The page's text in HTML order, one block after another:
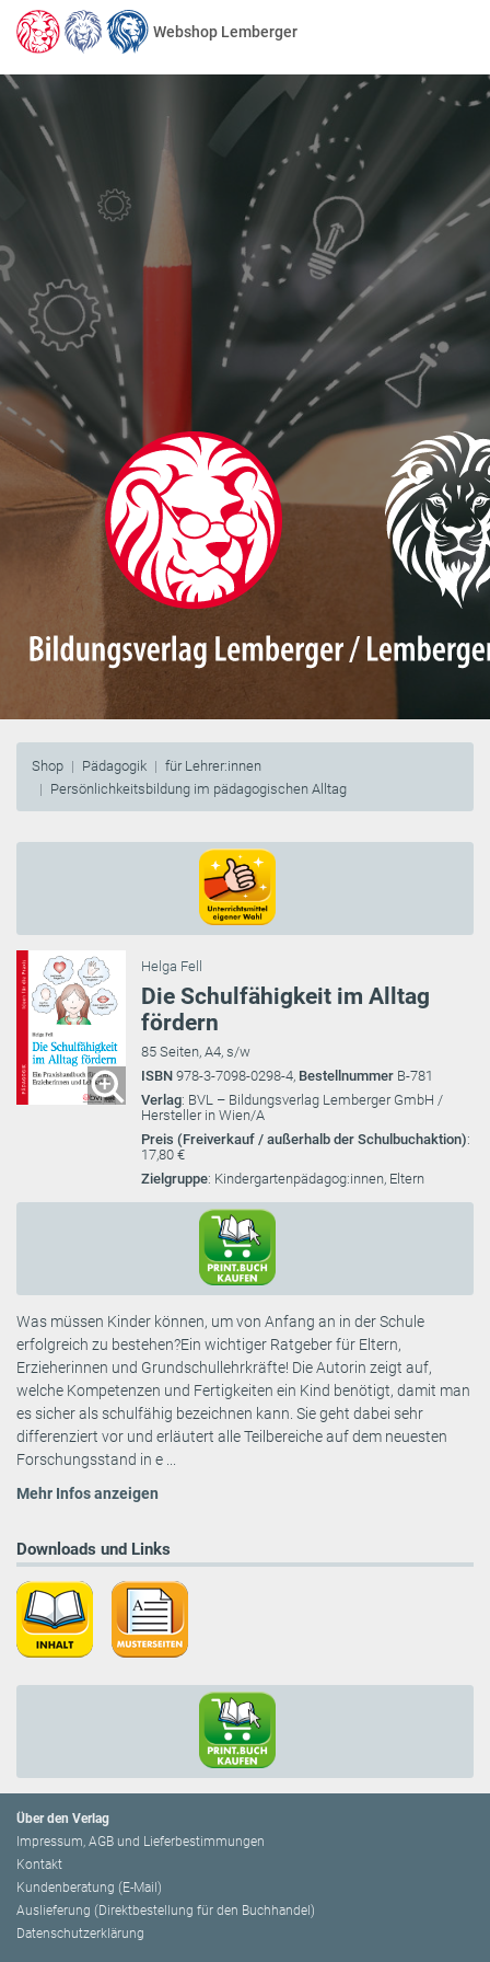
Webshop Lemberger
Shop Pädagogik
für Lehrer:innen
Persönlichkeitsbildung im pädagogischen Alltag
Helga Fell
Die Schulfähigkeit im Alltag
fördern
85 Seiten, A4, s/w
ISBN 978-3-7098-0298-4, Bestellnummer B-781
Verlag: BVL – Bildungsverlag Lemberger GmbH /
Hersteller in Wien/A
Preis (Freiverkauf / außerhalb der Schulbuchaktion):
17,80 €
Zielgruppe: Kindergartenpädagog:innen, Eltern
Was müssen Kinder können, um von Anfang an in der Schule
erfolgreich zu bestehen?Ein wichtiger Ratgeber für Eltern,
Erzieherinnen und Grundschullehrkräfte! Die Autorin zeigt auf,
welche Kompetenzen und Fertigkeiten ein Kind benötigt, damit man
es sicher als schulfähig bezeichnen kann. Sie geht dabei sehr
differenziert vor und erläutert alle Teilbereiche auf dem neuesten
Forschungsstand in e ...
Mehr Infos anzeigen
Downloads und Links
Über den Verlag
Impressum, AGB und Lieferbestimmungen
Kontakt
Kundenberatung (E-Mail)
Auslieferung (Direktbestellung für den Buchhandel)
Datenschutzerklärung